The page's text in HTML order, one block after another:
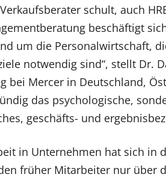
schult, auch
beschäftigt
um die Personalwirtschaft,
notwendig sind“, stellt Dr.
bei Mercer in Deutschland,
das psychologische,
geschäfts- und
in Unternehmen hat sich in
früher Mitarbeiter nur über